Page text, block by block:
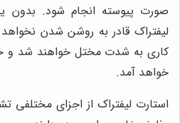
صورت پیوسته انجام شود. بدون
لیفتراک قادر به روشن شدن
کاری به شدت مختل خواهند شد و
خواهد آمد.
استارت لیفتراک از اجزای